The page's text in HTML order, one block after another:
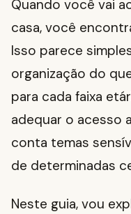
Quando você vai
casa, você
Isso parece
organização do
para cada faixa
adequar o acesso
conta temas
de determinadas
Neste guia, vou